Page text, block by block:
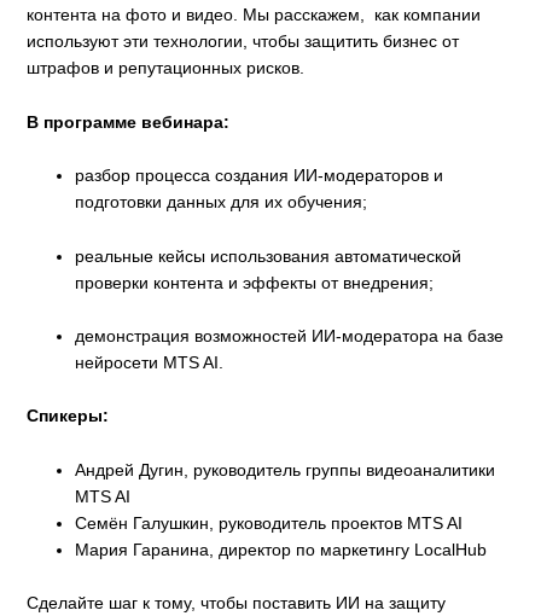
контента на фото и видео. Мы расскажем, как компании
используют эти технологии, чтобы защитить бизнес от
штрафов и репутационных рисков.
В программе вебинара:
разбор процесса создания ИИ-модераторов и
подготовки данных для их обучения;
реальные кейсы использования автоматической
проверки контента и эффекты от внедрения;
демонстрация возможностей ИИ-модератора на базе
нейросети MTS AI.
Спикеры:
Андрей Дугин, руководитель группы видеоаналитики
MTS AI
Семён Галушкин, руководитель проектов MTS AI
Мария Гаранина, директор по маркетингу LocalHub
Сделайте шаг к тому, чтобы поставить ИИ на защиту